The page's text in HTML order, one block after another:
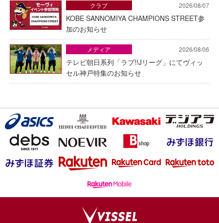
2026/08/07
KOBE SANNOMIYA CHAMPIONS STREET参
加のお知らせ
クラブ
2026/08/06
テレビ朝日系列「ラブ!!Jリーグ」にてヴィッ
セル神戸特集のお知らせ
メディア